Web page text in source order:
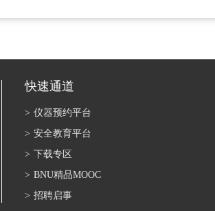
快速通道
> 仪器预约平台
> 安全教育平台
> 下载专区
> BNU精品MOOC
> 招聘启事